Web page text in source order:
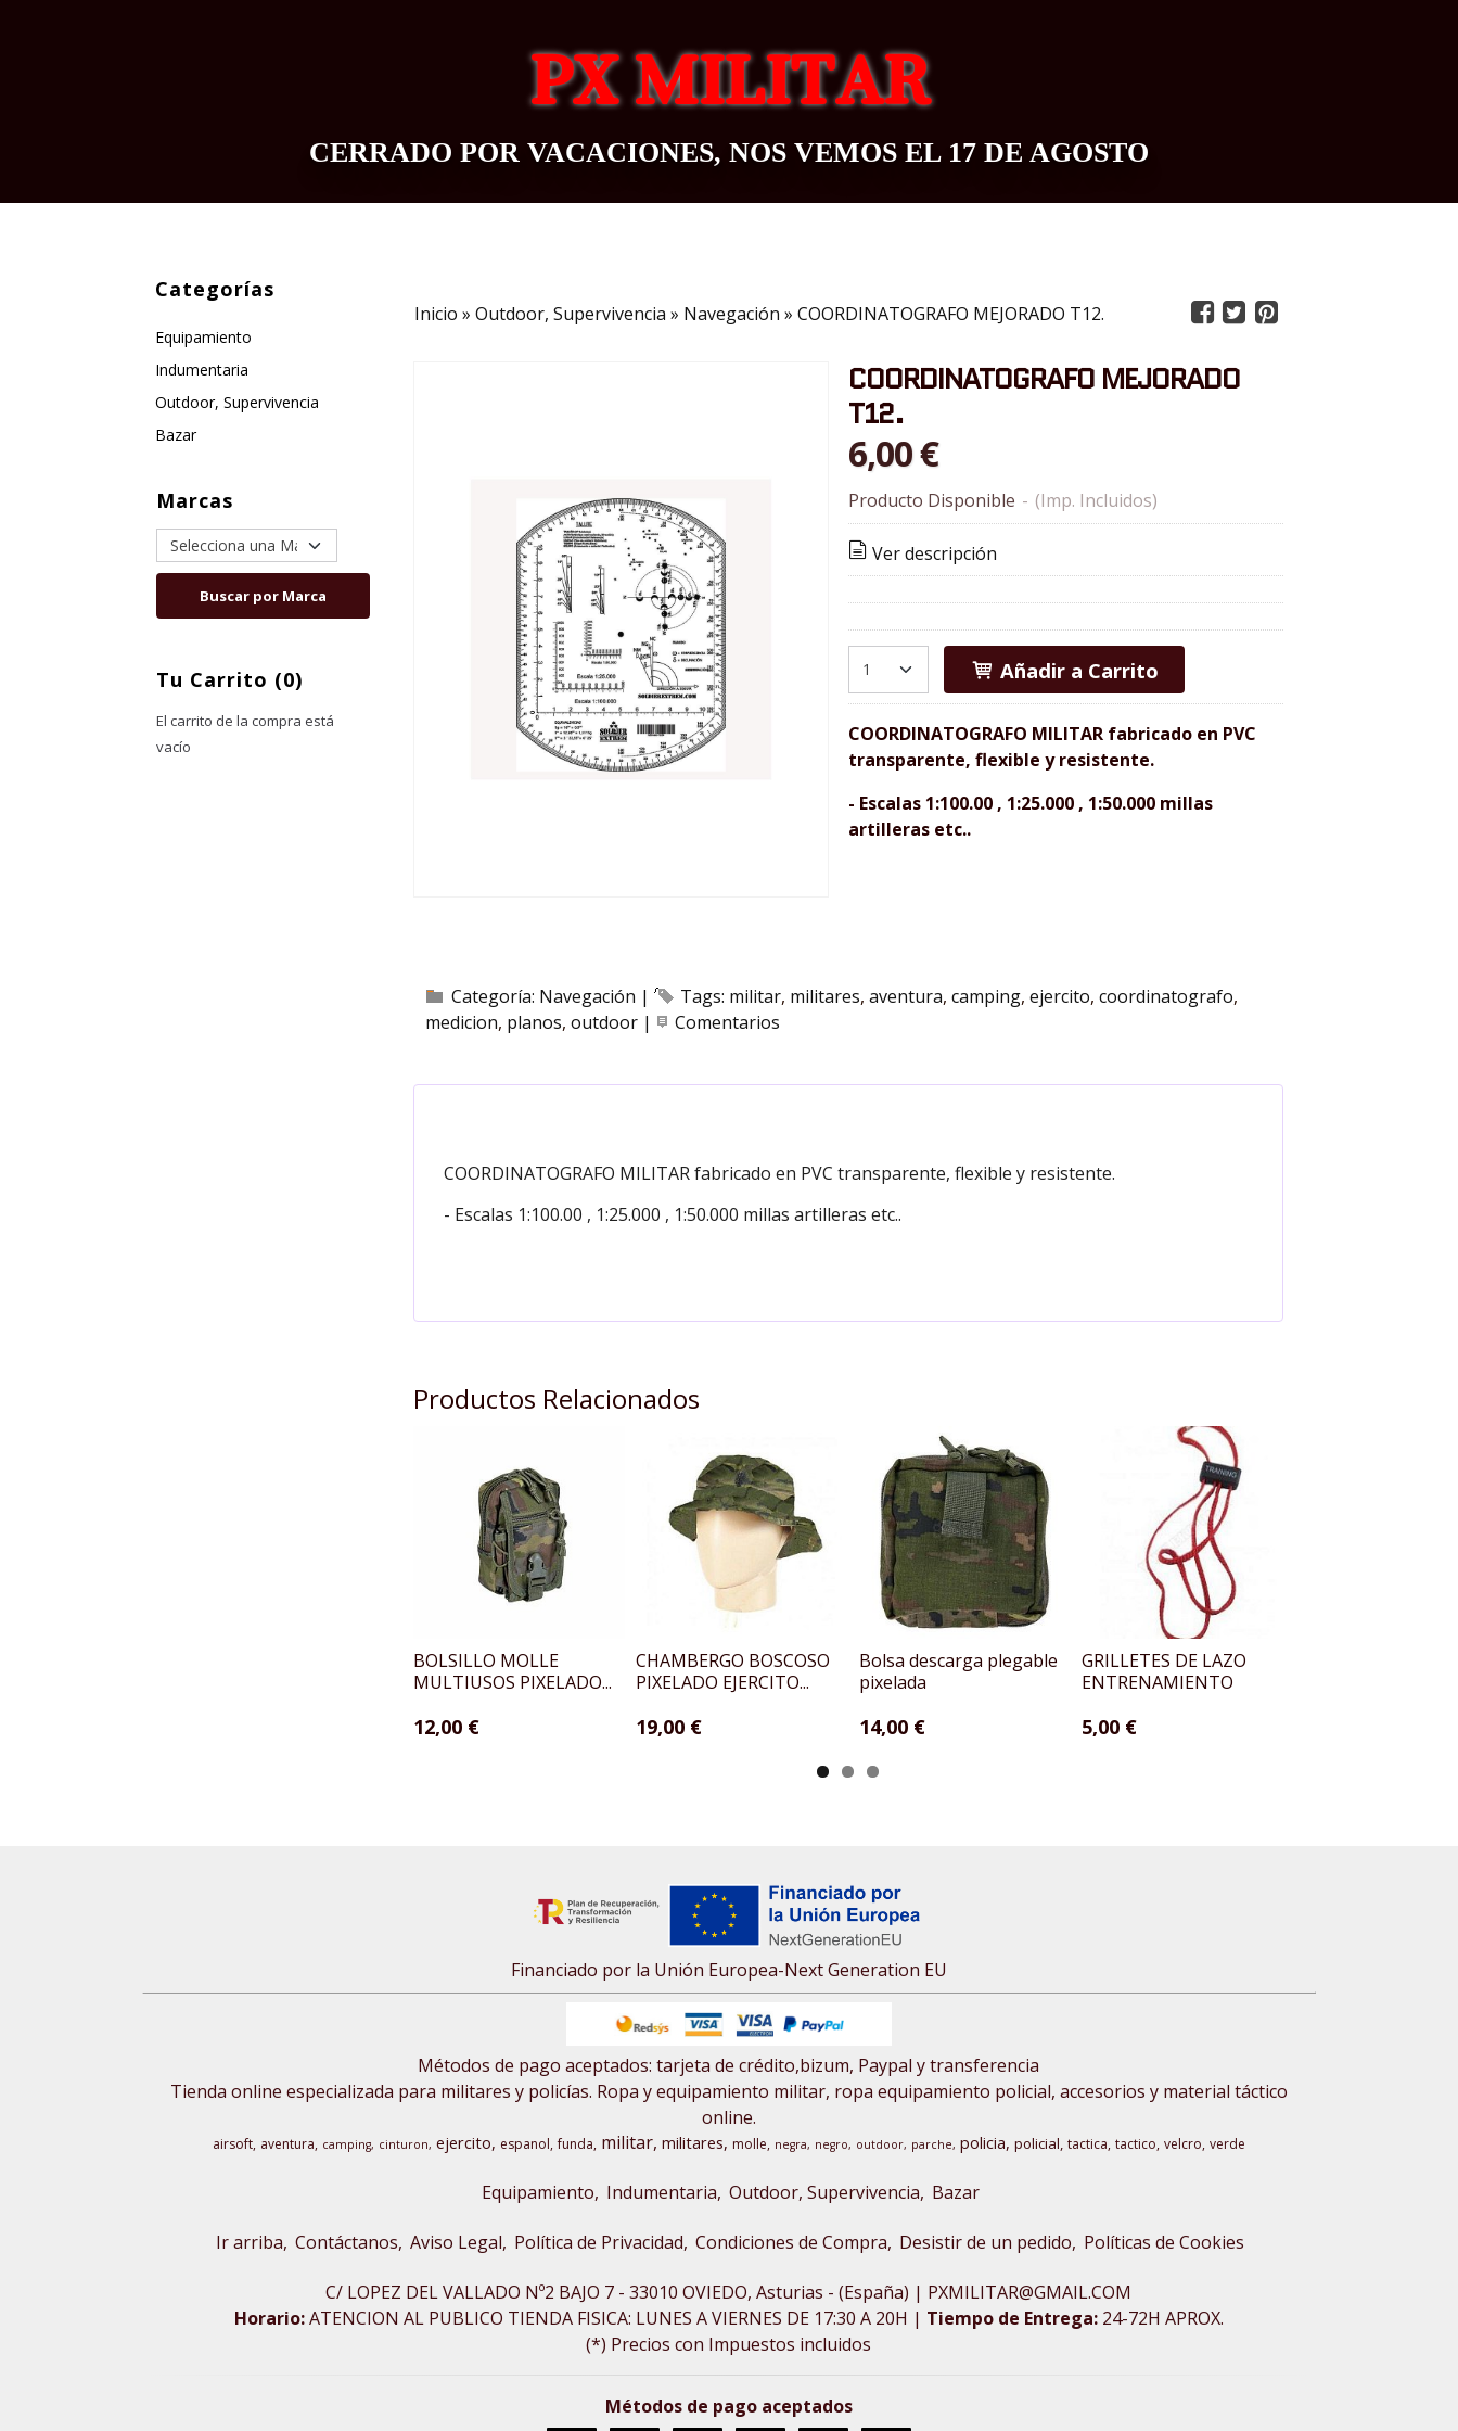
PX MILITAR
CERRADO POR VACACIONES, NOS VEMOS EL 17 DE AGOSTO
Categorías
Equipamiento
Indumentaria
Outdoor, Supervivencia
Bazar
Marcas
Tu Carrito (0)
El carrito de la compra está
vacío
Inicio » Outdoor, Supervivencia » Navegación » COORDINATOGRAFO MEJORADO T12.
COORDINATOGRAFO MEJORADO
T12.
6,00 €
Producto Disponible - (Imp. Incluidos)
Ver descripción
Añadir a Carrito
COORDINATOGRAFO MILITAR fabricado en PVC
transparente, flexible y resistente.
- Escalas 1:100.00 , 1:25.000 , 1:50.000 millas
artilleras etc..
Categoría: Navegación | Tags: militar militares aventura camping ejercito coordinatografo
medicion planos outdoor | Comentarios
COORDINATOGRAFO MILITAR fabricado en PVC transparente, flexible y resistente.
- Escalas 1:100.00 , 1:25.000 , 1:50.000 millas artilleras etc..
Productos Relacionados
BOLSILLO MOLLE
MULTIUSOS PIXELADO...
12,00 €
CHAMBERGO BOSCOSO
PIXELADO EJERCITO...
19,00 €
Bolsa descarga plegable
pixelada
14,00 €
GRILLETES DE LAZO
ENTRENAMIENTO
5,00 €
Financiado por la Unión Europea-Next Generation EU
Métodos de pago aceptados: tarjeta de crédito,bizum, Paypal y transferencia
Tienda online especializada para militares y policías. Ropa y equipamiento militar, ropa equipamiento policial, accesorios y material táctico
online.
airsoft aventura camping cinturon ejercito espanol funda militar militares molle negra negro outdoor parche policia policial tactica tactico velcro verde
Equipamiento Indumentaria Outdoor, Supervivencia Bazar
Ir arriba Contáctanos Aviso Legal Política de Privacidad Condiciones de Compra Desistir de un pedido Políticas de Cookies
C/ LOPEZ DEL VALLADO Nº2 BAJO 7 - 33010 OVIEDO, Asturias - (España) | PXMILITAR@GMAIL.COM
Horario:ATENCION AL PUBLICO TIENDA FISICA: LUNES A VIERNES DE 17:30 A 20H | Tiempo de Entrega: 24-72H APROX.
(*) Precios con Impuestos incluidos
Métodos de pago aceptados